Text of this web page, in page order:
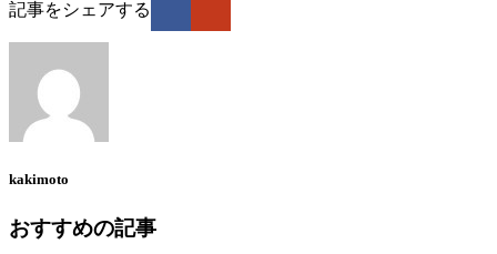
記事をシェアする
kakimoto
おすすめの記事